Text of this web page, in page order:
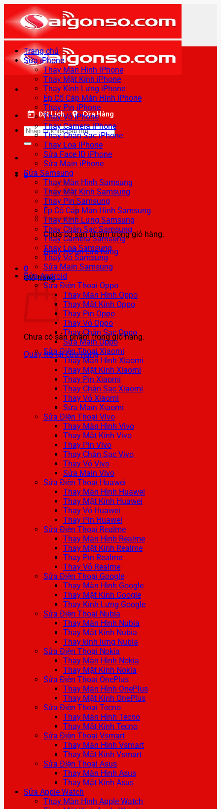
qua
nội
dung
Đặt Lịch Cửa Hàng
Tìm
kiếm:
0
Chưa có sản phẩm trong giỏ hàng.
Quay trở lại cửa hàng
0
Giỏ hàng
Chưa có sản phẩm trong giỏ hàng.
Quay trở lại cửa hàng
Trang chủ
Sửa iPhone
Thay Màn Hình iPhone
Thay Mặt Kính iPhone
Thay Kính Lưng iPhone
Ép Cổ Cáp Màn Hình iPhone
Thay Pin iPhone
Thay Vỏ iPhone
Thay Camera iPhone
Thay Chân Sạc iPhone
Thay Loa iPhone
Sửa Face ID iPhone
Sửa Main iPhone
Sửa Samsung
Thay Màn Hình Samsung
Thay Mặt Kính Samsung
Thay Pin Samsung
Ép Cổ Cáp Màn Hình Samsung
Thay Kính Lưng Samsung
Thay Chân Sạc Samsung
Thay Camera Samsung
Thay Loa Samsung
Thay Vỏ Samsung
Sửa Main Samsung
Sửa Android
Sửa Điện Thoại Oppo
Thay Màn Hình Oppo
Thay Mặt Kính Oppo
Thay Pin Oppo
Thay Vỏ Oppo
Thay Chân Sạc Oppo
Sửa Main Oppo
Sửa Điện Thoại Xiaomi
Thay Màn Hình Xiaomi
Thay Mặt Kính Xiaomi
Thay Pin Xiaomi
Thay Chân Sạc Xiaomi
Thay Vỏ Xiaomi
Sửa Main Xiaomi
Sửa Điện Thoại Vivo
Thay Màn Hình Vivo
Thay Mặt Kính Vivo
Thay Pin Vivo
Thay Chân Sạc Vivo
Thay Vỏ Vivo
Sửa Main Vivo
Sửa Điện Thoại Huawei
Thay Màn Hình Huawei
Thay Mặt Kính Huawei
Thay Vỏ Huawei
Thay Pin Huawei
Sửa Điện Thoại Realme
Thay Màn Hình Realme
Thay Mặt Kính Realme
Thay Pin Realme
Thay Vỏ Realme
Sửa Điện Thoại Google
Thay Màn Hình Google
Thay Mặt Kính Google
Thay Kính Lưng Google
Sửa Điện Thoại Nubia
Thay Màn Hình Nubia
Thay Mặt Kính Nubia
Thay kính lưng Nubia
Sửa Điện Thoại Nokia
Thay Màn Hình Nokia
Thay Mặt Kính Nokia
Sửa Điện Thoại OnePlus
Thay Màn Hình OnePlus
Thay Mặt Kính OnePlus
Sửa Điện Thoại Tecno
Thay Màn Hình Tecno
Thay Mặt Kính Tecno
Sửa Điện Thoại Vsmart
Thay Màn Hình Vsmart
Thay Mặt Kính Vsmart
Sửa Điện Thoại Asus
Thay Màn Hình Asus
Thay Mặt Kính Asus
Sửa Apple Watch
Thay Màn Hình Apple Watch